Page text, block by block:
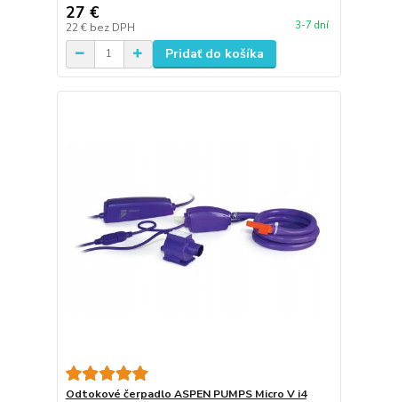
27 €
22 € bez DPH 3-7 dní
Pridať do košíka
Odtokové čerpadlo ASPEN PUMPS Micro V i4